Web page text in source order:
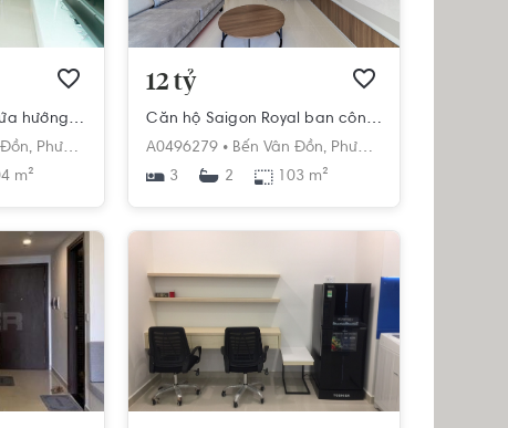
Căn hộ The Tresor cửa hướng Đông Nam, bàn giao đầy đủ nội thất.
Phường 12, Quận 4, Hồ Chí Minh
m²
12 tỷ
Căn hộ Saigon Royal ban công hướng Tây Bắc đón nắng sớm.
A0496279 • Bến Vân Đồn, Phường 12,
3
2 103 m²